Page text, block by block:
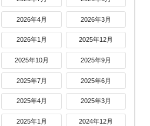
2026年4月 2026年3月
2026年1月 2025年12月
2025年10月 2025年9月
2025年7月 2025年6月
2025年4月 2025年3月
2025年1月 2024年12月